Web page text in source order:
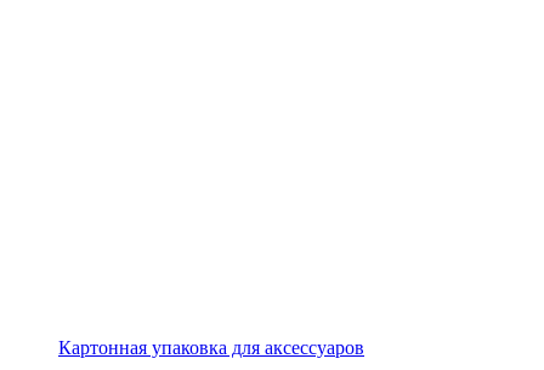
Картонная упаковка для аксессуаров